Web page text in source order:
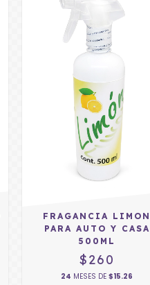
FRAGANCIA LIMON
PARA AUTO Y CASA
500ML
$260
24 MESES DE$15.26